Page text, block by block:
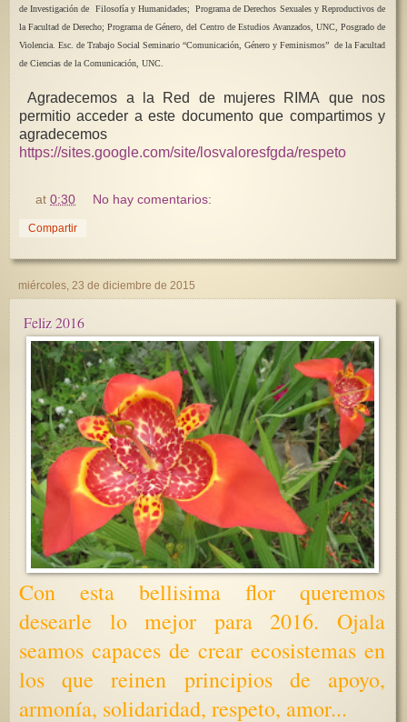
de Investigación de Filosofía y Humanidades; Programa de Derechos Sexuales y Reproductivos de
la Facultad de Derecho; Programa de Género, del Centro de Estudios Avanzados, UNC, Posgrado de
Violencia. Esc. de Trabajo Social Seminario “Comunicación, Género y Feminismos” de la Facultad
de Ciencias de la Comunicación, UNC.
Agradecemos a la Red de mujeres RIMA que nos
permitio acceder a este documento que compartimos y
agradecemos
https://sites.google.com/site/losvaloresfgda/respeto
at0:30 No hay comentarios:
Compartir
miércoles, 23 de diciembre de 2015
Feliz 2016
Con esta bellisima flor queremos
desearle lo mejor para 2016. Ojala
seamos capaces de crear ecosistemas en
los que reinen principios de apoyo,
armonía, solidaridad, respeto, amor...